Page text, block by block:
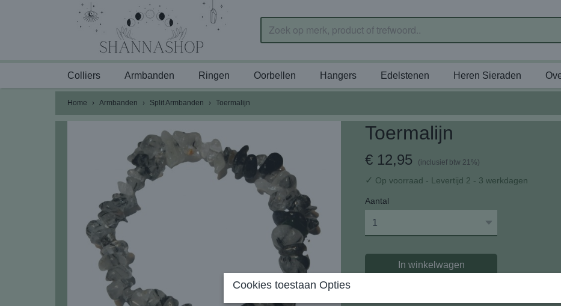
Colliers Armbanden Ringen Oorbellen Hangers Edelstenen Heren Sieraden
Home › Armbanden › Split Armbanden › Toermalijn
Toermalijn
€ 12,95 (inclusief btw 21%)
✓ Op voorraad - Levertijd 2 - 3 werkdagen
Aantal
In winkelwagen
Cookies toestaan Opties